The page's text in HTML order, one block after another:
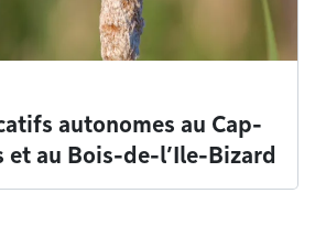
autonomes au Cap-
et au Bois-de-l’Ile-Bizard